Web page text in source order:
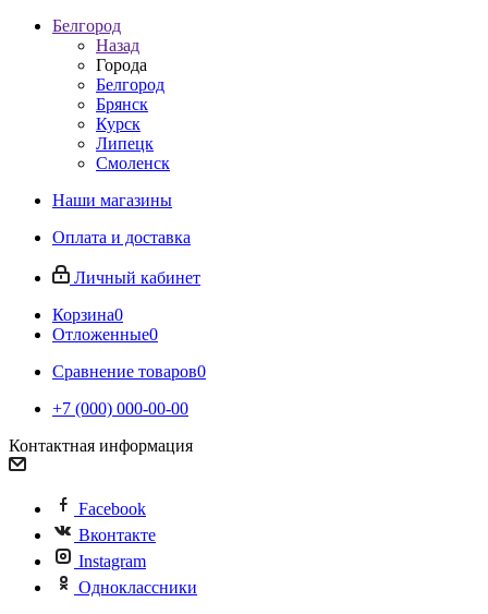
Белгород
Назад
Города
Белгород
Брянск
Курск
Липецк
Смоленск
Наши магазины
Оплата и доставка
Личный кабинет
Корзина0
Отложенные0
Сравнение товаров0
+7 (000) 000-00-00
Контактная информация
Facebook
Вконтакте
Instagram
Одноклассники